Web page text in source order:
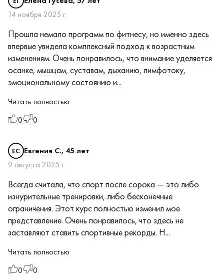
14 ноября 2025 г.
Прошла немало программ по фитнесу, но именно здесь
впервые увидела комплексный подход к возрастным
изменениям. Очень понравилось, что внимание уделяется
осанке, мышцам, суставам, дыханию, лимфотоку,
эмоциональному состоянию и...
Читать полностью
0
0
ЕС Евгения С., 45 лет
9 августа 2025 г.
Всегда считала, что спорт после сорока — это либо
изнурительные тренировки, либо бесконечные
ограничения. Этот курс полностью изменил мое
представление. Очень понравилось, что здесь не
заставляют ставить спортивные рекорды. Н...
Читать полностью
0
0